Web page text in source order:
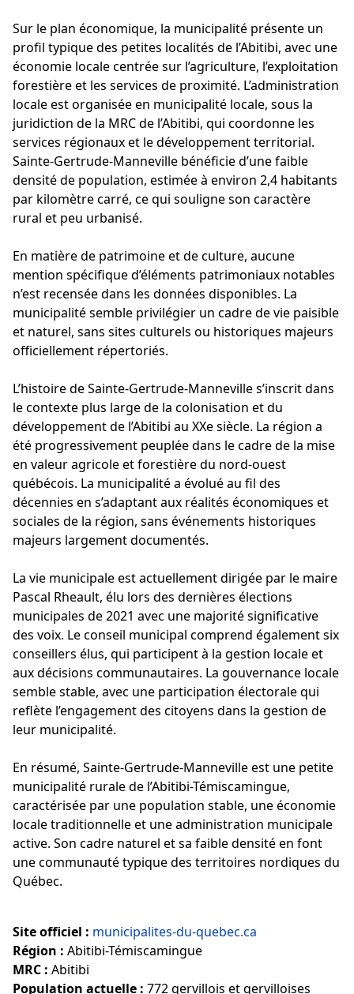
Sur le plan économique, la municipalité présente un
profil typique des petites localités de l’Abitibi, avec une
économie locale centrée sur l’agriculture, l’exploitation
forestière et les services de proximité. L’administration
locale est organisée en municipalité locale, sous la
juridiction de la MRC de l’Abitibi, qui coordonne les
services régionaux et le développement territorial.
Sainte-Gertrude-Manneville bénéficie d’une faible
densité de population, estimée à environ 2,4 habitants
par kilomètre carré, ce qui souligne son caractère
rural et peu urbanisé.
En matière de patrimoine et de culture, aucune
mention spécifique d’éléments patrimoniaux notables
n’est recensée dans les données disponibles. La
municipalité semble privilégier un cadre de vie paisible
et naturel, sans sites culturels ou historiques majeurs
officiellement répertoriés.
L’histoire de Sainte-Gertrude-Manneville s’inscrit dans
le contexte plus large de la colonisation et du
développement de l’Abitibi au XXe siècle. La région a
été progressivement peuplée dans le cadre de la mise
en valeur agricole et forestière du nord-ouest
québécois. La municipalité a évolué au fil des
décennies en s’adaptant aux réalités économiques et
sociales de la région, sans événements historiques
majeurs largement documentés.
La vie municipale est actuellement dirigée par le maire
Pascal Rheault, élu lors des dernières élections
municipales de 2021 avec une majorité significative
des voix. Le conseil municipal comprend également six
conseillers élus, qui participent à la gestion locale et
aux décisions communautaires. La gouvernance locale
semble stable, avec une participation électorale qui
reflète l’engagement des citoyens dans la gestion de
leur municipalité.
En résumé, Sainte-Gertrude-Manneville est une petite
municipalité rurale de l’Abitibi-Témiscamingue,
caractérisée par une population stable, une économie
locale traditionnelle et une administration municipale
active. Son cadre naturel et sa faible densité en font
une communauté typique des territoires nordiques du
Québec.
Site officiel : municipalites-du-quebec.ca
Région : Abitibi-Témiscamingue
MRC : Abitibi
Population actuelle : 772 gervillois et gervilloises